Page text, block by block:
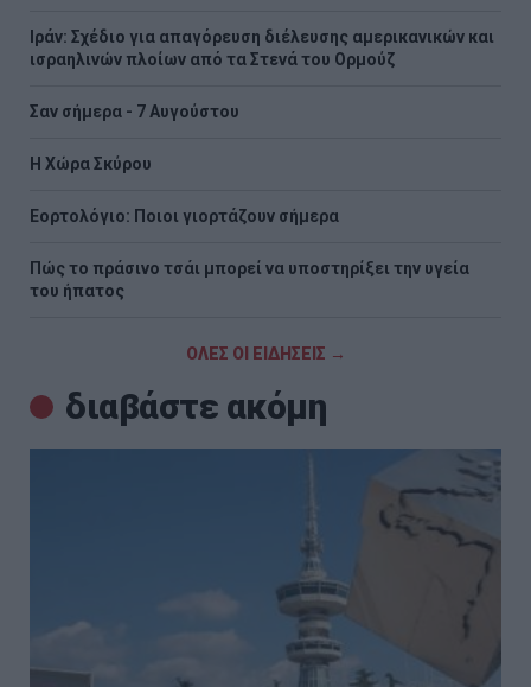
Ιράν: Σχέδιο για απαγόρευση διέλευσης αμερικανικών και
ισραηλινών πλοίων από τα Στενά του Ορμούζ
Σαν σήμερα - 7 Αυγούστου
Η Χώρα Σκύρου
Εορτολόγιο: Ποιοι γιορτάζουν σήμερα
Πώς το πράσινο τσάι μπορεί να υποστηρίξει την υγεία
του ήπατος
ΟΛΕΣ ΟΙ ΕΙΔΗΣΕΙΣ →
διαβάστε ακόμη